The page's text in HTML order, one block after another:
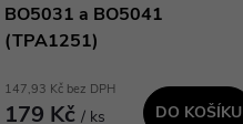
BO5031 a BO5041
(TPA1251)
147,93 Kč bez DPH
179 Kč / ks DO KOŠÍKU